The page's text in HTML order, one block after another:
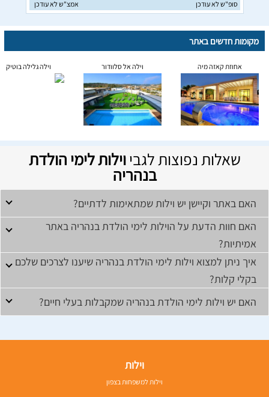
סופ"ש לא עודכן
אמצ"ש לא עודכן
מקומות חדשים באתר
אחוזת קאזה מיה וילה אל סלוודור וילה גלילה בוטיק
שאלות נפוצות לגביוילות לימי הולדת
בנהריה
האם באתר וקיישן יש וילות שמתאימות לדתיים?
האם חוות הדעת על הוילות לימי הולדת בנהריה באתר
אמיתיות?
איך ניתן למצוא וילות לימי הולדת בנהריה שיענו לצרכים שלכם
בקלי קלות?
האם יש וילות לימי הולדת בנהריה שמקבלות בעלי חיים?
וילות
וילות למשפחות בצפון